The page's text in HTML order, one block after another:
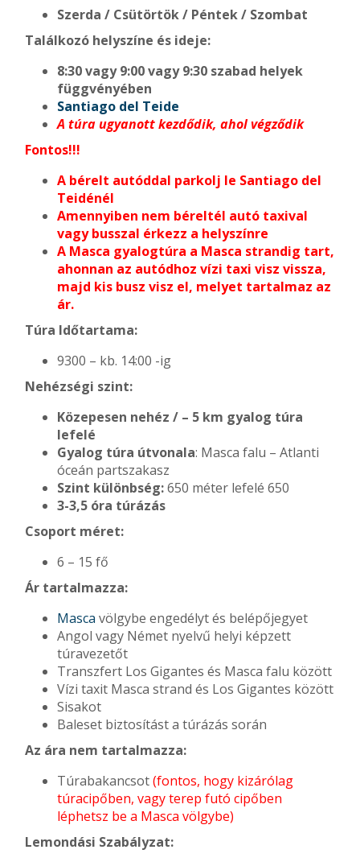
Szerda / Csütörtök / Péntek / Szombat
Találkozó helyszíne és ideje:
8:30 vagy 9:00 vagy 9:30 szabad helyek
függvényében
Santiago del Teide
A túra ugyanott kezdődik, ahol végződik
Fontos!!!
A bérelt autóddal parkolj le Santiago del
Teidénél
Amennyiben nem béreltél autó taxival
vagy busszal érkezz a helyszínre
A Masca gyalogtúra a Masca strandig tart,
ahonnan az autódhoz vízi taxi visz vissza,
majd kis busz visz el, melyet tartalmaz az
ár.
Túra Időtartama:
9300 – kb. 14:00 -ig
Nehézségi szint:
Közepesen nehéz / – 5 km gyalog túra
lefelé
Gyalog túra útvonala: Masca falu – Atlanti
óceán partszakasz
Szint különbség:650 méter lefelé 650
3-3,5 óra túrázás
Csoport méret:
6 – 15 fő
Ár tartalmazza:
Masca völgybe engedélyt és belépőjegyet
Angol vagy Német nyelvű helyi képzett
túravezetőt
Transzfert Los Gigantes és Masca falu között
Vízi taxit Masca strand és Los Gigantes között
Sisakot
Baleset biztosítást a túrázás során
Az ára nem tartalmazza:
Túrabakancsot(fontos, hogy kizárólag
túracipőben, vagy terep futó cipőben
léphetsz be a Masca völgybe)
Lemondási Szabályzat: